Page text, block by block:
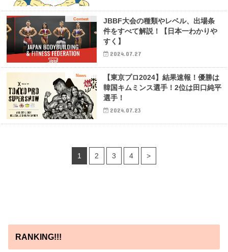
Contest
JBBF大会の種類やレベル、出場条
件をすべて解説！【日本一わかりや
すく】
2024.07.27
News
【東京プロ2024】結果速報！優勝は
韓国キムミンス選手！2位は田口純平
選手！
2024.07.23
1 2 3 4 >
RANKING!!!